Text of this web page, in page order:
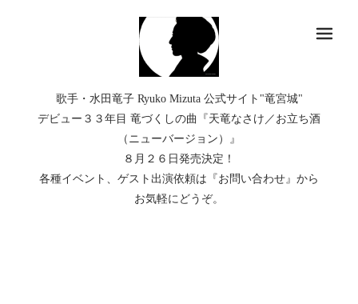
歌手・水田竜子 Ryuko Mizuta 公式サイト"竜宮城"
デビュー３３年目 竜づくしの曲『天竜なさけ／お立ち酒
（ニューバージョン）』
８月２６日発売決定！
各種イベント、ゲスト出演依頼は『お問い合わせ』から
お気軽にどうぞ。